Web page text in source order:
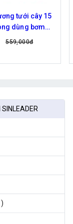
tưới cây tự
uốn cong bơm
939,000đ